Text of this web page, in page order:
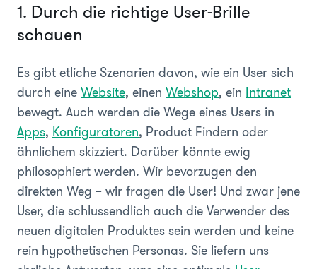
1. Durch die richtige User-Brille
schauen
Es gibt etliche Szenarien davon, wie ein User sich
durch eineWebsite, einen Webshop, ein Intranet
bewegt. Auch werden die Wege eines Users in
Apps, Konfiguratoren, Product Findern oder
ähnlichem skizziert. Darüber könnte ewig
philosophiert werden. Wir bevorzugen den
direkten Weg – wir fragen die User! Und zwar jene
User, die schlussendlich auch die Verwender des
neuen digitalen Produktes sein werden und keine
rein hypothetischen Personas. Sie liefern uns